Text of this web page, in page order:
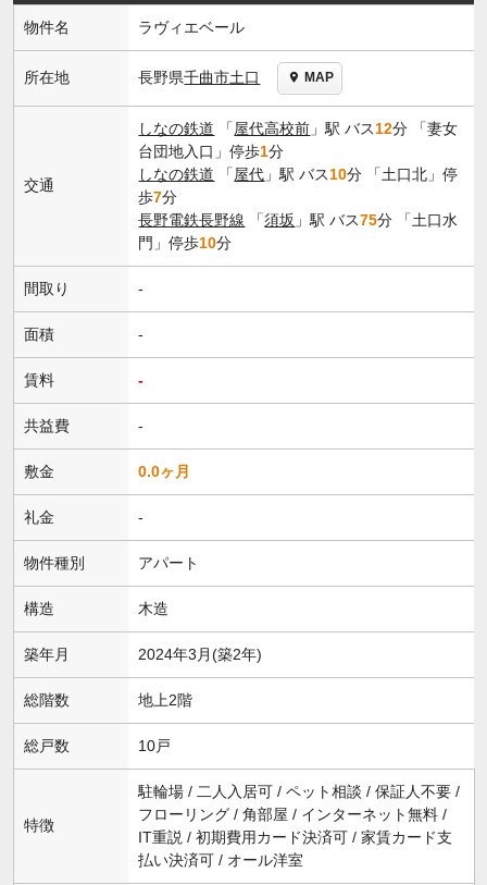
物件名 ラヴィエベール
所在地 長野県千曲市土口 MAP
交通
しなの鉄道 「屋代高校前 」駅 バス12分 「妻女
台団地入口」停歩1分
しなの鉄道 「屋代 」駅 バス10分 「土口北」停
歩7分
長野電鉄長野線 「須坂 」駅 バス75分 「土口水
門」停歩10分
間取り -
面積 -
賃料 -
共益費 -
敷金 0.0ヶ月
礼金 -
物件種別 アパート
構造 木造
築年月 2024年3月(築2年)
総階数 地上2階
総戸数 10戸
特徴
駐輪場 / 二人入居可 / ペット相談 / 保証人不要 /
フローリング / 角部屋 / インターネット無料 /
IT重説 / 初期費用カード決済可 / 家賃カード支
払い決済可 / オール洋室